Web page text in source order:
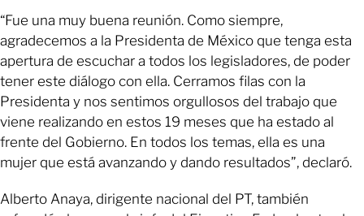
“Fue una muy buena reunión. Como siempre,
agradecemos a la Presidenta de México que tenga esta
apertura de escuchar a todos los legisladores, de poder
tener este diálogo con ella. Cerramos filas con la
Presidenta y nos sentimos orgullosos del trabajo que
viene realizando en estos 19 meses que ha estado al
frente del Gobierno. En todos los temas, ella es una
mujer que está avanzando y dando resultados”, declaró.
Alberto Anaya, dirigente nacional del PT, también